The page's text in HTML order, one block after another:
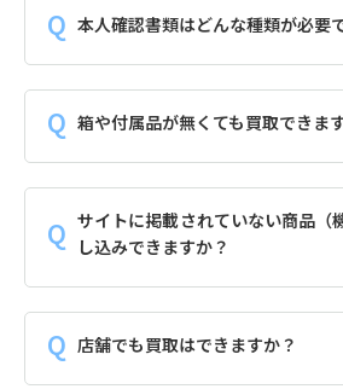
本人確認書類はどんな種類が必要
箱や付属品が無くても買取できま
サイトに掲載されていない商品（
し込みできますか？
店舗でも買取はできますか？